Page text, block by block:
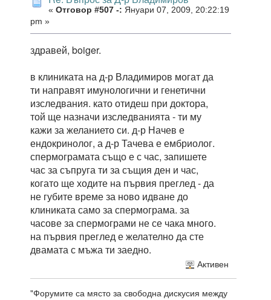
« Отговор #507 -: Януари 07, 2009, 20:22:19
pm »
здравей, boiger.
в клиниката на д-р Владимиров могат да
ти направят имунологични и генетични
изследвания. като отидеш при доктора,
той ще назначи изследванията - ти му
кажи за желанието си. д-р Начев е
ендокринолог, а д-р Тачева е ембриолог.
спермограмата също е с час, запишете
час за съпруга ти за същия ден и час,
когато ще ходите на първия преглед - да
не губите време за ново идване до
клиниката само за спермограма. за
часове за спермограми не се чака много.
на първия преглед е желателно да сте
двамата с мъжа ти заедно.
Активен
"Форумите са място за свободна дискусия между